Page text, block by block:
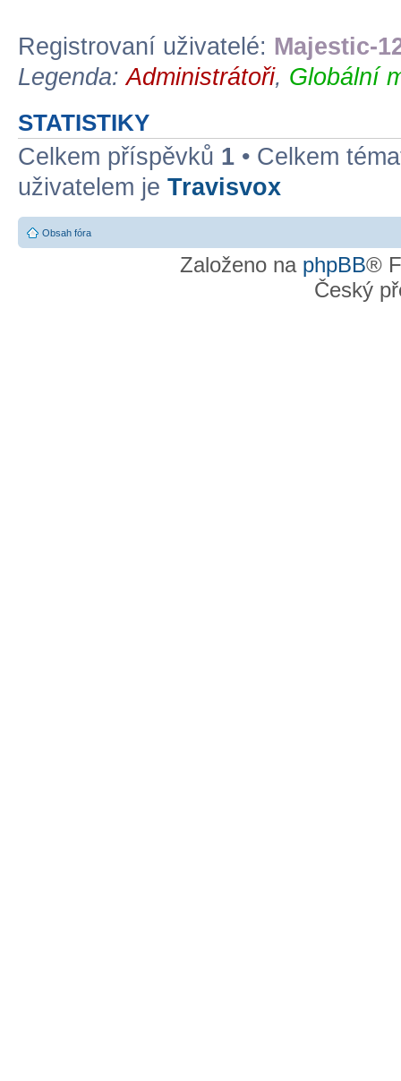
Registrovaní uživatelé: Majestic-
Legenda:Administrátoři, Globální
STATISTIKY
Celkem příspěvků 1 • Celkem
uživatelem je Travisvox
Obsah fóra
Založeno na phpBB®
Český